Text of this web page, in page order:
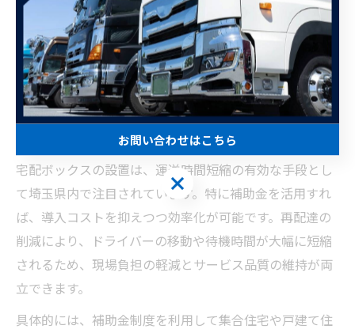
宅配ボックス補助金活用で見える運送
の変化
宅配ボックス補助金を活用した運送時間短縮術
宅配ボックスの設置は、運送時間短縮の有効な手段とし
て埼玉県内で注目されています。特に補助金を活用すれ
ば、導入コストを抑えつつ効率化が可能です。再配達の
削減により、ドライバーの移動や待機時間が大幅に短縮
されるため、現場負担の軽減とサービス品質の維持が両
立できます。
具体的には、補助金制度を利用して集合住宅や戸建て住
お問い合わせはこちら
お問い合わせはこちら